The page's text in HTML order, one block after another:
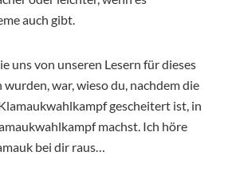
auch gibt.
uns von unseren Lesern für dieses
war, wieso du, nachdem die
gescheitert ist, in
machst. Ich höre
bei dir raus…